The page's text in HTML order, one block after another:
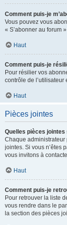
Comment puis-je
Vous pouvez vous
« S’abonner au forum
Haut
Comment puis-je
Pour résilier vos
contrôle de
Haut
Pièces jointes
Quelles pièces
Chaque administrateur
jointes. Si vous n’êtes
vous invitons à
Haut
Comment puis-je
Pour retrouver la liste
vous rendre dans le
la section des pièces